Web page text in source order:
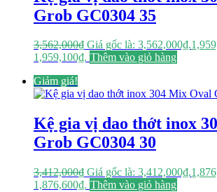
Grob GC0304 35
3,562,000₫ Giá gốc là: 3,562,000₫.
1,959,100₫. Thêm vào giỏ hàng
Giảm giá!
Kệ gia vị dao thớt inox
Grob GC0304 30
3,412,000₫ Giá gốc là: 3,412,000₫.
1,876,600₫. Thêm vào giỏ hàng